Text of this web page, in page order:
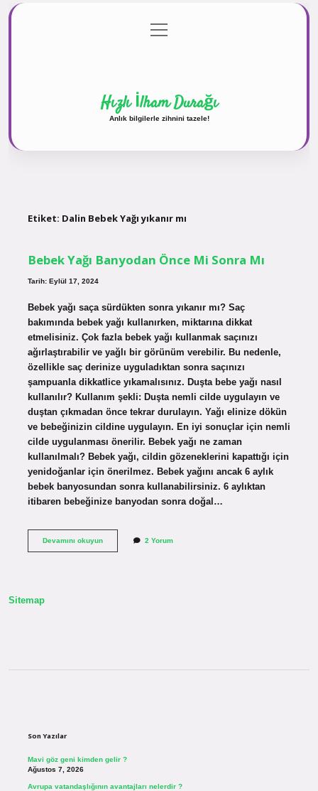
Gizlilik Politikası
menüyü
aç
Hızlı İlham Durağı
Anlık bilgilerle zihnini tazele!
Etiket: Dalin Bebek Yağı yıkanır mı
Bebek Yağı Banyodan Önce Mi Sonra Mı
Tarih: Eylül 17, 2024
Bebek yağı saça sürdükten sonra yıkanır mı? Saç
bakımında bebek yağı kullanırken, miktarına dikkat
etmelisiniz. Çok fazla bebek yağı kullanmak saçınızı
ağırlaştırabilir ve yağlı bir görünüm verebilir. Bu nedenle,
özellikle saç derinize uyguladıktan sonra saçınızı
şampuanla dikkatlice yıkamalısınız. Duşta bebe yağı nasıl
kullanılır? Kullanım şekli: Duşta nemli cilde uygulayın ve
duştan çıkmadan önce tekrar durulayın. Yağı elinize dökün
ve bebeğinizin cildine uygulayın. En iyi sonuçlar için nemli
cilde uygulanması önerilir. Bebek yağı ne zaman
kullanılmalı? Bebek yağı, cildin gözeneklerini kapattığı için
yenidoğanlar için önerilmez. Bebek yağını ancak 6 aylık
bebek banyosundan sonra kullanabilirsiniz. 6 aylıktan
itibaren bebeğinize banyodan sonra doğal…
Devamını okuyunBebek
2 Yorum
Sitemap
Son Yazılar
Mavi göz geni kimden gelir ?
Ağustos 7, 2026
Avrupa vatandaşlığının avantajları nelerdir ?